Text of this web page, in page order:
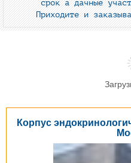
срок а дачные
Приходите и
Корпус